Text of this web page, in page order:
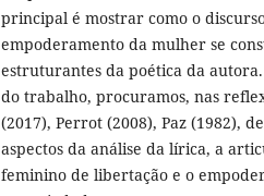
principal é mostrar como o
empoderamento da mulher se
estruturantes da poética da
do trabalho, procuramos, nas
(2017), Perrot (2008), Paz (1982),
aspectos da análise da lírica, a
feminino de libertação e o